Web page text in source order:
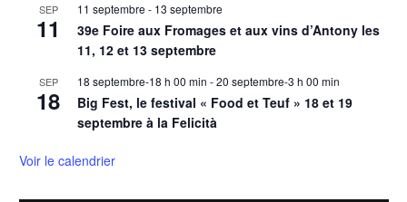
SEP
11
11 septembre - 13 septembre
39e Foire aux Fromages et aux vins d’Antony les
11, 12 et 13 septembre
SEP
18
18 septembre-18 h 00 min -20 septembre-3 h 00 min
Big Fest, le festival « Food et Teuf » 18 et 19
septembre à la Felicità
Voir le calendrier